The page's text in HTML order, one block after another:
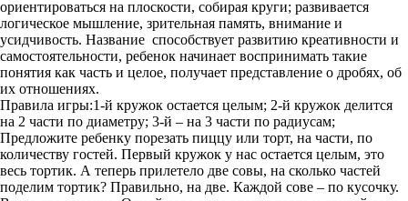
ориентироваться на плоскости, собирая круги; развивается
логическое мышление, зрительная память, внимание и
усидчивость. Название способствует развитию креативности и
самостоятельности, ребенок начинает воспринимать такие
понятия как часть и целое, получает представление о дробях, об
их отношениях.
Правила игры:1-й кружок остается целым; 2-й кружок делится
на 2 части по диаметру; 3-й – на 3 части по радиусам;
Предложите ребенку порезать пиццу или торт, на части, по
количеству гостей. Первый кружок у нас остается целым, это
весь тортик. А теперь прилетело две совы, на сколько частей
поделим тортик? Правильно, на две. Каждой сове – по кусочку.